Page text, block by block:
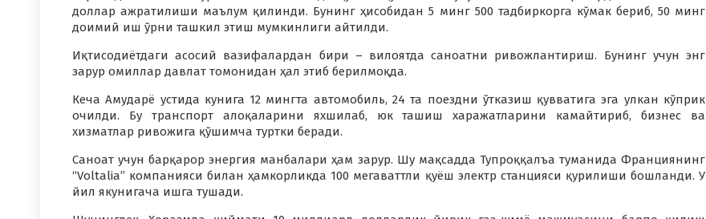
доллар ажратилиши маълум қилинди. Бунинг ҳисобидан 5 минг 500 тадбиркорга кўмак бериб, 50 минг
доимий иш ўрни ташкил этиш мумкинлиги айтилди.
Иқтисодиётдаги асосий вазифалардан бири – вилоятда саноатни ривожлантириш. Бунинг учун энг
зарур омиллар давлат томонидан ҳал этиб берилмоқда.
Кеча Амударё устида кунига 12 мингта автомобиль, 24 та поездни ўтказиш қувватига эга улкан кўприк
очилди. Бу транспорт алоқаларини яхшилаб, юк ташиш харажатларини камайтириб, бизнес ва
хизматлар ривожига қўшимча туртки беради.
Саноат учун барқарор энергия манбалари ҳам зарур. Шу мақсадда Тупроққалъа туманида Франциянинг
“Voltalia” компанияси билан ҳамкорликда 100 мегаваттли қуёш электр станцияси қурилиши бошланди. У
йил якунигача ишга тушади.